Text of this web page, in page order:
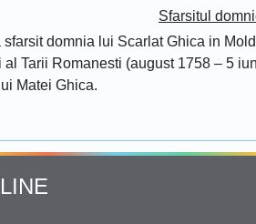
Sfarsitul
sfarsit domnia lui Scarlat Ghica in
al Tarii Romanesti (august 1758 – 5
Matei Ghica.